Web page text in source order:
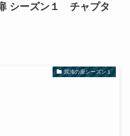
シーズン１ チャプタ
混沌の扉シーズン１